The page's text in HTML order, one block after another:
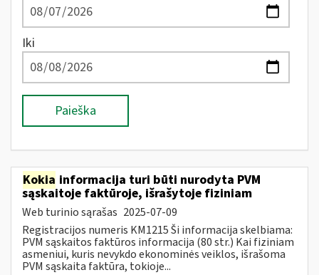
Iki
Paieška
Kokia informacija turi būti nurodyta PVM
sąskaitoje faktūroje, išrašytoje fiziniam
Web turinio sąrašas 2025-07-09
Registracijos numeris KM1215 Ši informacija skelbiama:
PVM sąskaitos faktūros informacija (80 str.) Kai fiziniam
asmeniui, kuris nevykdo ekonominės veiklos, išrašoma
PVM sąskaita faktūra, tokioje...